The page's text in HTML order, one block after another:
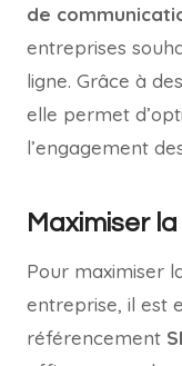
de
entreprises
ligne. Grâce à
elle permet
l’engagement
Maximiser
Pour maximiser
entreprise, il est
référencement